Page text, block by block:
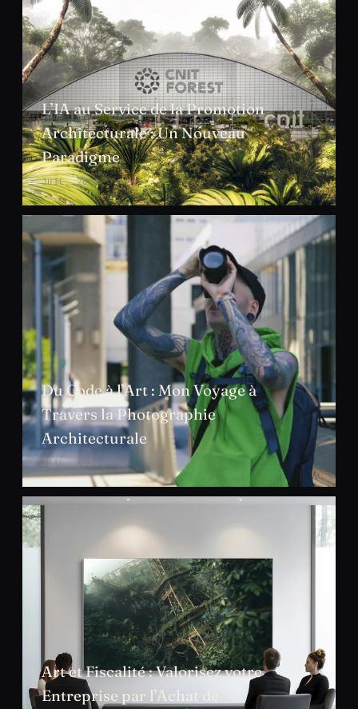
L’IA au Service de la Promotion
Architecturale : Un Nouveau
Paradigme
JUIL. 2024
Du Code à l’Art : Mon Voyage à
Travers la Photographie
Architecturale
JUIL. 2024
Art et Fiscalité : Valorisez votre
Entreprise par l’Achat de